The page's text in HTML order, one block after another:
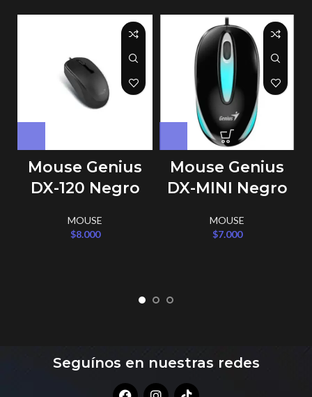
Mouse Genius
DX-120 Negro
MOUSE
$8.000
Mouse Genius
DX-MINI Negro
MOUSE
$7.000
Seguínos en nuestras redes